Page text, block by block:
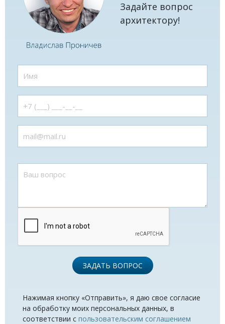
Задайте вопрос
архитектору!
ЗАДАТЬ ВОПРОС
Нажимая кнопку «Отправить», я даю свое согласие
на обработку моих персональных данных, в
соответствии с пользовательским соглашением